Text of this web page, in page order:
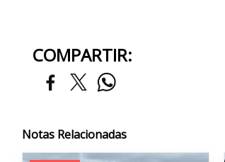
COMPARTIR:
Notas Relacionadas